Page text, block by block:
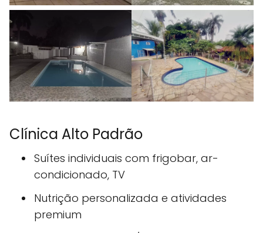
Clínica Alto Padrão
Suítes individuais com frigobar, ar-
condicionado, TV
Nutrição personalizada e atividades
premium